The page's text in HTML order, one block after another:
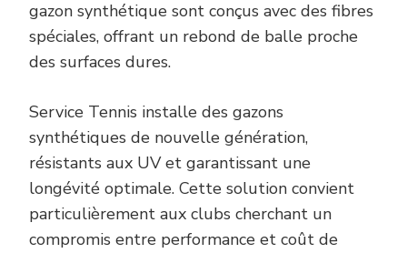
gazon synthétique sont conçus avec des fibres
spéciales, offrant un rebond de balle proche
des surfaces dures.
Service Tennis installe des gazons
synthétiques de nouvelle génération,
résistants aux UV et garantissant une
longévité optimale. Cette solution convient
particulièrement aux clubs cherchant un
compromis entre performance et coût de